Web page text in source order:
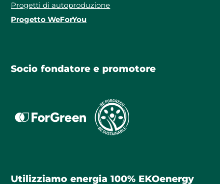
Progetti di autoproduzione
Progetto WeForYou
Socio fondatore e promotore
Utilizziamo energia 100% EKOenergy